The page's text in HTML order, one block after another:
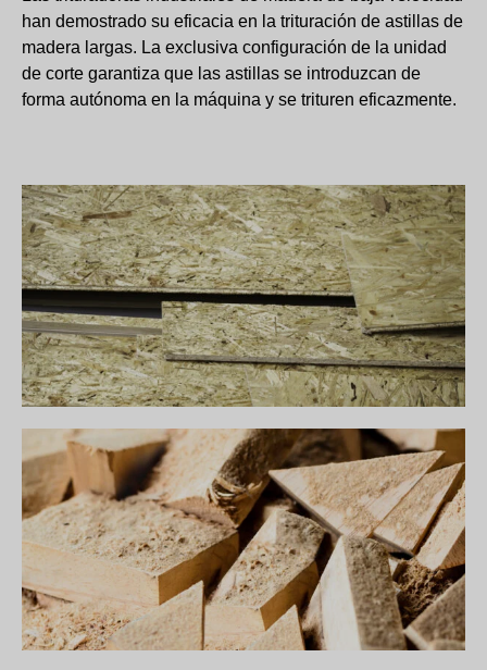
han demostrado su eficacia en la trituración de astillas de
madera largas. La exclusiva configuración de la unidad
de corte garantiza que las astillas se introduzcan de
forma autónoma en la máquina y se trituren eficazmente.